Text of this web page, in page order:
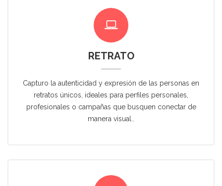
RETRATO
Capturo la autenticidad y expresión de las personas en
retratos únicos, ideales para perfiles personales,
profesionales o campañas que busquen conectar de
manera visual..